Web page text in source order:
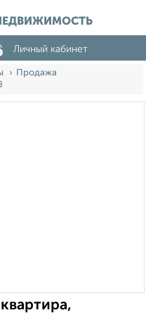
Личный кабинет
Продажа